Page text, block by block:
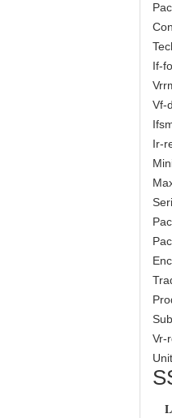
If-
Vf-
Ir-
Vr-